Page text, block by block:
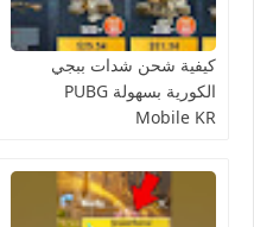
كيفية شحن شدات ببجي
الكورية بسهولة PUBG
Mobile KR